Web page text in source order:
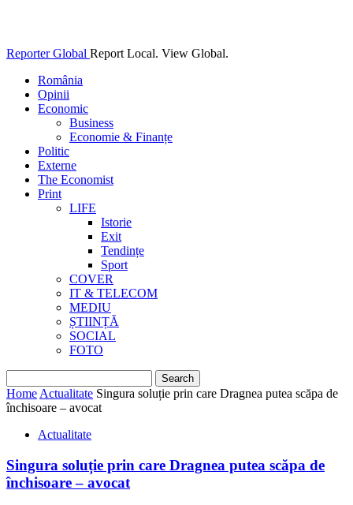
Reporter Global Report Local. View Global.
România
Opinii
Economic
Business
Economie & Finanțe
Politic
Externe
The Economist
Print
LIFE
Istorie
Exit
Tendințe
Sport
COVER
IT & TELECOM
MEDIU
ȘTIINȚĂ
SOCIAL
FOTO
Home Actualitate Singura soluție prin care Dragnea putea scăpa de
închisoare – avocat
Actualitate
Singura soluție prin care Dragnea putea scăpa de
închisoare – avocat